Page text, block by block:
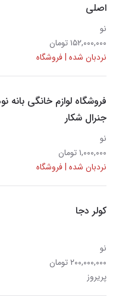
اصلی
نو
۱۵۲,۰۰۰,۰۰۰ تومان
نردبان شده | فروشگاه
فروشگاه لوازم خانگی بانه
جنرال شکار
نو
۱,۰۰۰,۰۰۰ تومان
نردبان شده | فروشگاه
کولر دجا
نو
۲۰۰,۰۰۰,۰۰۰ تومان
پریروز